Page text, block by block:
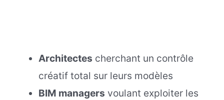
Architectes cherchant un contrôle
créatif total sur leurs modèles
BIM managers voulant exploiter les